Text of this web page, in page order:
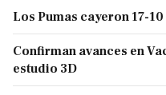
Los Pumas cayeron 17-
Confirman avances en
estudio 3D